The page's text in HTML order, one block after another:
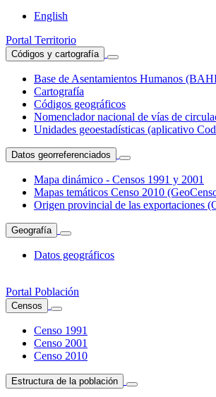
English
Portal Territorio
Códigos y cartografía
Base de Asentamientos Humanos
Cartografía
Códigos geográficos
Nomenclador nacional de vías de
Unidades geoestadísticas (aplicativo
Datos georreferenciados
Mapa dinámico - Censos 1991 y 2001
Mapas temáticos Censo 2010
Origen provincial de las exportaciones
Geografía
Datos geográficos
Portal Población
Censos
Censo 1991
Censo 2001
Censo 2010
Estructura de la población